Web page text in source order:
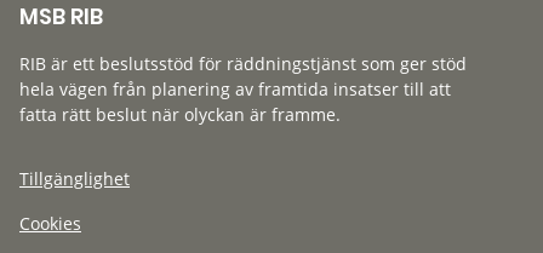
MSB RIB
RIB är ett beslutsstöd för räddningstjänst som ger stöd
hela vägen från planering av framtida insatser till att
fatta rätt beslut när olyckan är framme.
Tillgänglighet
Cookies